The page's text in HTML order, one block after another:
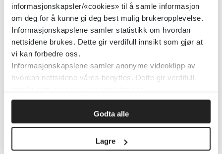
informasjonskapsler/«cookies» til å samle informasjon
om deg for å kunne gi deg best mulig brukeropplevelse.
Informasjonskapslene samler statistikk om hvordan
nettsidene brukes. Dette gir verdifull innsikt som gjør at
vi kan forbedre oss.
Informasjonskapslene samler anonyme videoklipp av
hvordan nettsidene våres benyttes. Dette gir verdifull
Godta alle
Lagre
White Book of Physical and
Rehabilitation Medicine -
Rehabilitation across the Europe
What matters to you?